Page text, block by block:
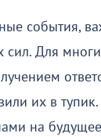
события,
сил. Для
их в
на